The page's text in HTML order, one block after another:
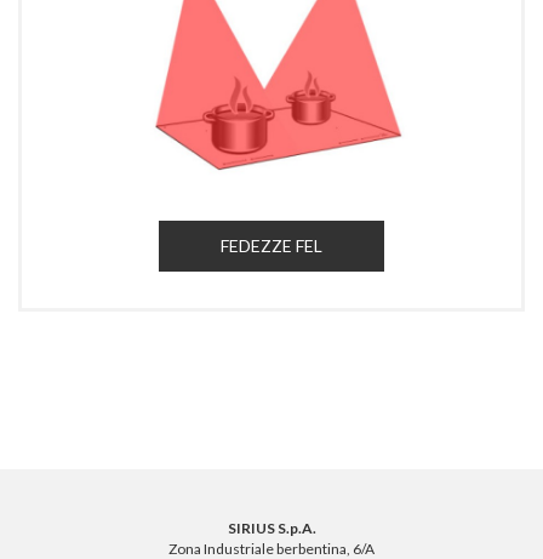
FEDEZZE FEL
SIRIUS S.p.A.
Zona Industriale berbentina, 6/A